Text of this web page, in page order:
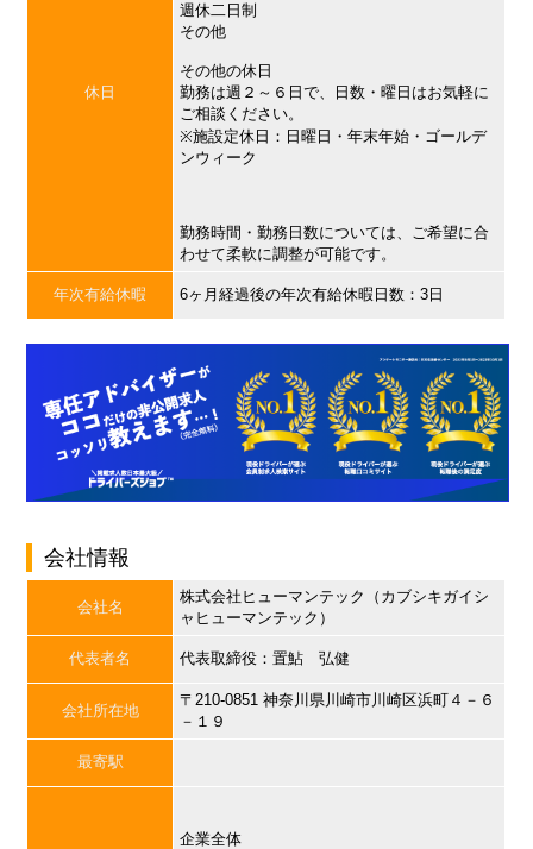
休日
週休二日制
その他
その他の休日
勤務は週２～６日で、日数・曜日はお気軽に
ご相談ください。
※施設定休日：日曜日・年末年始・ゴールデ
ンウィーク
勤務時間・勤務日数については、ご希望に合
わせて柔軟に調整が可能です。
年次有給休暇 6ヶ月経過後の年次有給休暇日数：3日
会社情報
会社名
株式会社ヒューマンテック（カブシキガイシ
ャヒューマンテック）
代表者名 代表取締役：置鮎 弘健
会社所在地
〒210-0851 神奈川県川崎市川崎区浜町４－６
－１９
最寄駅
企業全体